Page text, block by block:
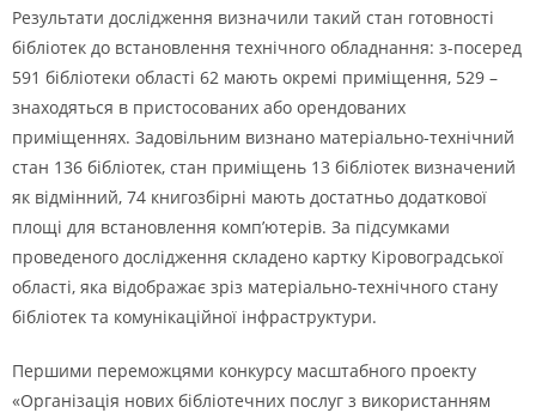
Результати дослідження визначили такий стан готовності
бібліотек до встановлення технічного обладнання: з-посеред
591 бібліотеки області 62 мають окремі приміщення, 529 –
знаходяться в пристосованих або орендованих
приміщеннях. Задовільним визнано матеріально-технічний
стан 136 бібліотек, стан приміщень 13 бібліотек визначений
як відмінний, 74 книгозбірні мають достатньо додаткової
площі для встановлення комп’ютерів. За підсумками
проведеного дослідження складено картку Кіровоградської
області, яка відображає зріз матеріально-технічного стану
бібліотек та комунікаційної інфраструктури.
Першими переможцями конкурсу масштабного проекту
«Організація нових бібліотечних послуг з використанням